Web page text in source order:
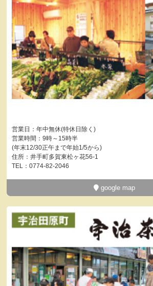
営業日：年中無休(特休日除く)
営業時間：9時～15時半
(年末12/30正午まで年始1/5から)
住所：井手町多賀東松ヶ花56-1
TEL：0774-82-2046
google map